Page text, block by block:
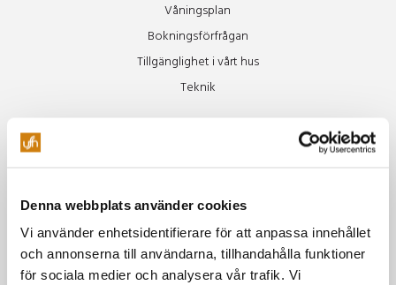
Denna webbplats använder cookies
Vi använder enhetsidentifierare för att anpassa innehållet
och annonserna till användarna, tillhandahålla funktioner
för sociala medier och analysera vår trafik. Vi
Våningsplan
Bokningsförfrågan
Tillgänglighet i vårt hus
Teknik
Freja
Vinluncher
Beer Club